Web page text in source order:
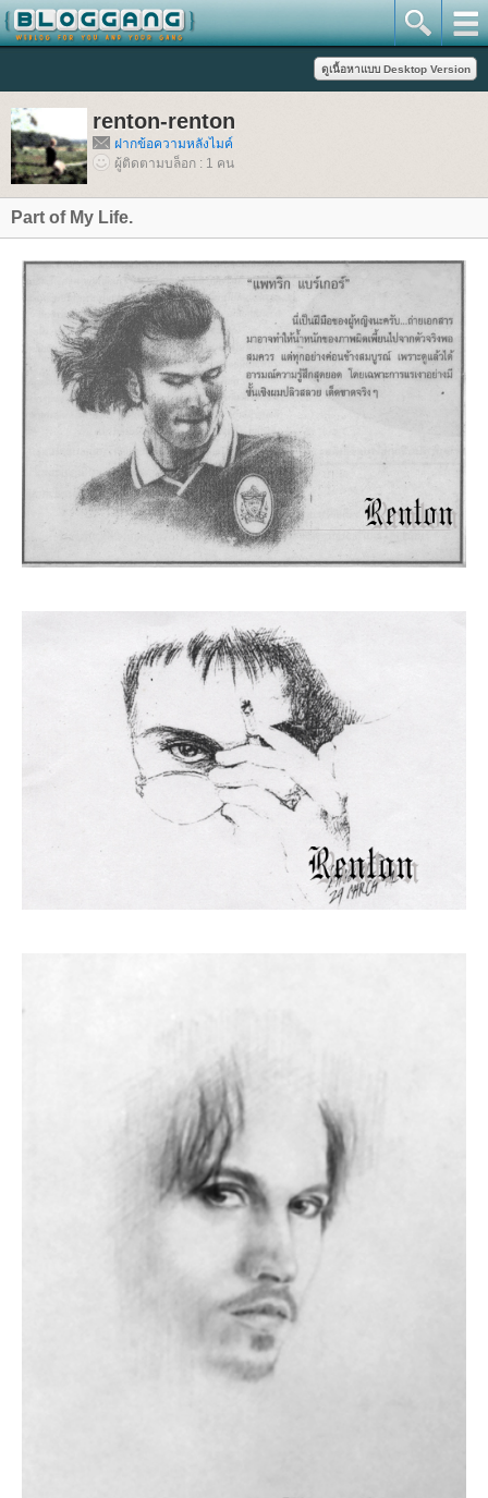
renton-renton
ฝากข้อความหลังไมค์
ผู้ติดตามบล็อก : 1 คน
Part of My Life.